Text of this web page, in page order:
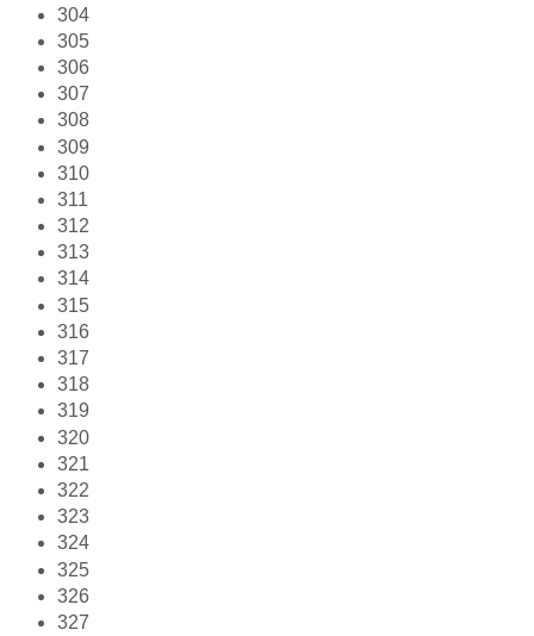
304
305
306
307
308
309
310
311
312
313
314
315
316
317
318
319
320
321
322
323
324
325
326
327